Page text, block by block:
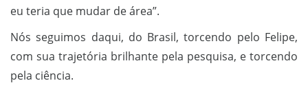
eu teria que mudar de área”.
Nós seguimos daqui, do Brasil, torcendo pelo Felipe,
com sua trajetória brilhante pela pesquisa, e torcendo
pela ciência.